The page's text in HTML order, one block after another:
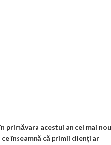
primăvara acestui an cel mai nou
înseamnă că primii clienți ar